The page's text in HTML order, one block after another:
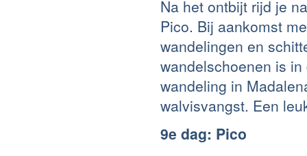
Na het ontbijt rijd je
Pico. Bij aankomst
wandelingen en
wandelschoenen is
wandeling in
walvisvangst. Een
9e dag: Pico